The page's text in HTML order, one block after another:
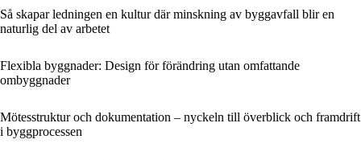
Så skapar ledningen en kultur där minskning av byggavfall blir en
naturlig del av arbetet
Flexibla byggnader: Design för förändring utan omfattande
ombyggnader
Mötesstruktur och dokumentation – nyckeln till överblick och framdrift
i byggprocessen